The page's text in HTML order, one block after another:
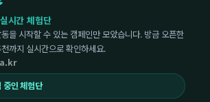
시간 체험단
을 시작할 수 있는 캠페인만 모았습니다. 방금 오픈한
까지 실시간으로 확인하세요.
중인 체험단